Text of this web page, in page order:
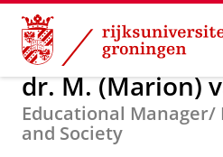
Skip
Content
Skip
Navigation
Over ons dr. M.
dr. M. (Marion)
Educational Manager/
and Society